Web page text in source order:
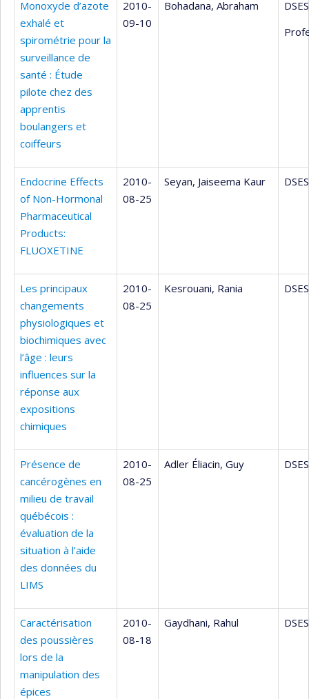
Monoxyde d’azote
exhalé et
spirométrie pour la
surveillance de
santé : Étude
pilote chez des
apprentis
boulangers et
coiffeurs
2010-
09-10
Bohadana, Abraham
Endocrine Effects
of Non-Hormonal
Pharmaceutical
Products:
FLUOXETINE
2010-
08-25
Seyan, Jaiseema Kaur
Les principaux
changements
physiologiques et
biochimiques avec
l’âge : leurs
influences sur la
réponse aux
expositions
chimiques
2010-
08-25
Kesrouani, Rania
Présence de
cancérogènes en
milieu de travail
québécois :
évaluation de la
situation à l’aide
des données du
LIMS
2010-
08-25
Adler Éliacin, Guy
Caractérisation
des poussières
lors de la
manipulation des
épices
2010-
08-18
Gaydhani, Rahul